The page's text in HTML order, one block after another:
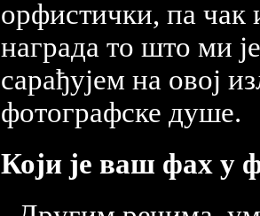
орфистички, па чак
награда то што ми
сарађујем на овој
фотографске душе.
Који је ваш фах у